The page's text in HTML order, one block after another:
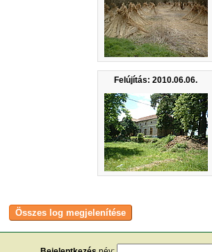
Felújítás: 2010.06.06.